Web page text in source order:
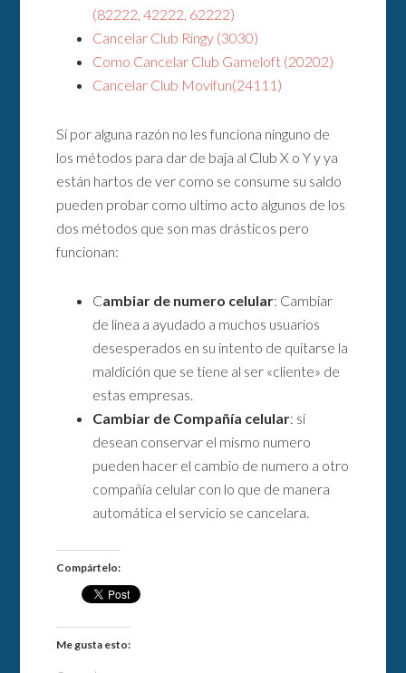
(82222, 42222, 62222)
Cancelar Club Ringy (3030)
Como Cancelar Club Gameloft (20202)
Cancelar Club Movifun(24111)
Si por alguna razón no les funciona ninguno de
los métodos para dar de baja al Club X o Y y ya
están hartos de ver como se consume su saldo
pueden probar como ultimo acto algunos de los
dos métodos que son mas drásticos pero
funcionan:
Cambiar de numero celular: Cambiar
de linea a ayudado a muchos usuarios
desesperados en su intento de quitarse la
maldición que se tiene al ser «cliente» de
estas empresas.
Cambiar de Compañía celular: si
desean conservar el mismo numero
pueden hacer el cambio de numero a otro
compañía celular con lo que de manera
automática el servicio se cancelara.
Compártelo:
Me gusta esto: